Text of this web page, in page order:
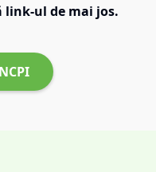
link-ul de mai jos.